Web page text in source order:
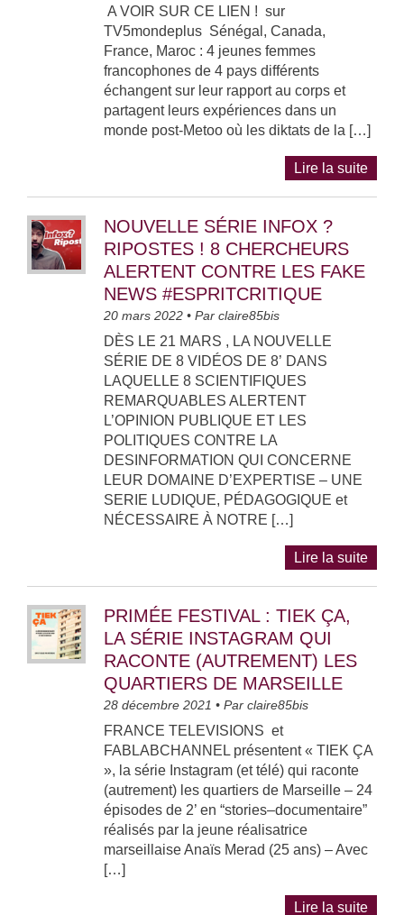
A VOIR SUR CE LIEN ! sur
TV5mondeplus Sénégal, Canada,
France, Maroc : 4 jeunes femmes
francophones de 4 pays différents
échangent sur leur rapport au corps et
partagent leurs expériences dans un
monde post-Metoo où les diktats de la […]
Lire la suite
NOUVELLE SÉRIE INFOX ?
RIPOSTES ! 8 CHERCHEURS
ALERTENT CONTRE LES FAKE
NEWS #ESPRITCRITIQUE
20 mars 2022 • Parclaire85bis
DÈS LE 21 MARS , LA NOUVELLE
SÉRIE DE 8 VIDÉOS DE 8’ DANS
LAQUELLE 8 SCIENTIFIQUES
REMARQUABLES ALERTENT
L’OPINION PUBLIQUE ET LES
POLITIQUES CONTRE LA
DESINFORMATION QUI CONCERNE
LEUR DOMAINE D’EXPERTISE – UNE
SERIE LUDIQUE, PÉDAGOGIQUE et
NÉCESSAIRE À NOTRE […]
Lire la suite
PRIMÉE FESTIVAL : TIEK ÇA,
LA SÉRIE INSTAGRAM QUI
RACONTE (AUTREMENT) LES
QUARTIERS DE MARSEILLE
28 décembre 2021 • Parclaire85bis
FRANCE TELEVISIONS et
FABLABCHANNEL présentent « TIEK ÇA
», la série Instagram (et télé) qui raconte
(autrement) les quartiers de Marseille – 24
épisodes de 2’ en “stories–documentaire”
réalisés par la jeune réalisatrice
marseillaise Anaïs Merad (25 ans) – Avec
[…]
Lire la suite